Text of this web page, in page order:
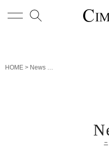
メニュー
HOME News 【新入荷】雪解けの